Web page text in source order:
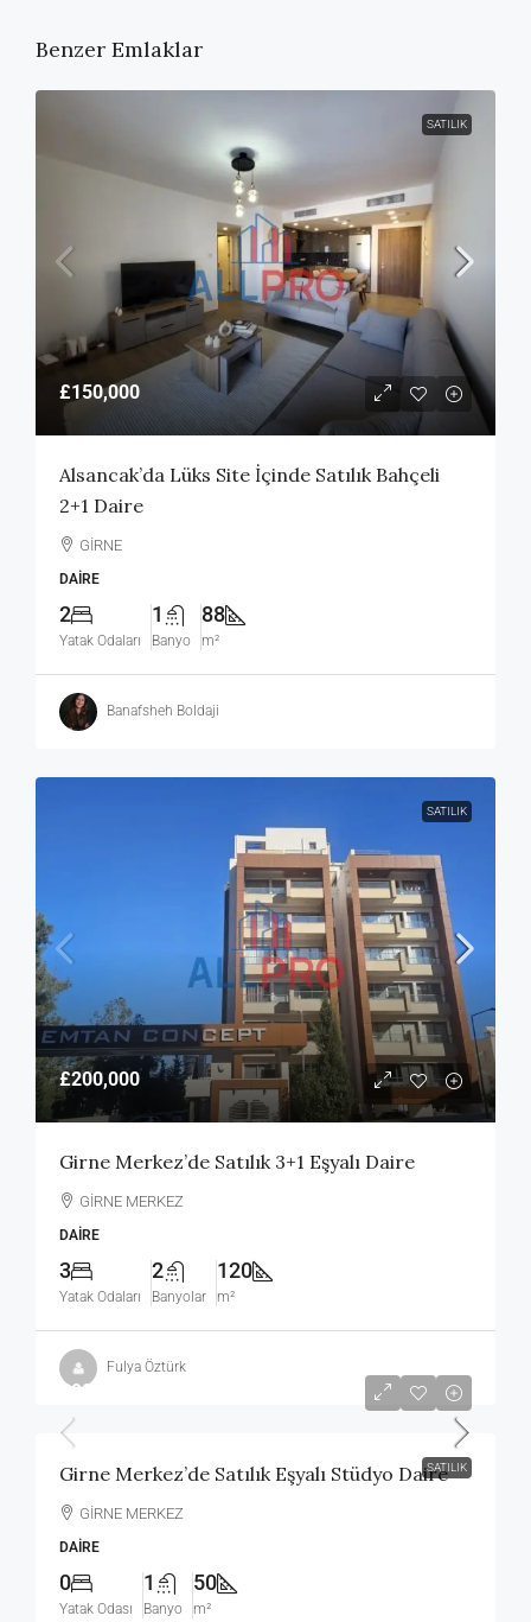
Benzer Emlaklar
SATILIK
£150,000
Alsancak’da Lüks Site İçinde Satılık Bahçeli
2+1 Daire
GİRNE
DAIRE
2
Yatak Odaları
1
Banyo
88
m²
Banafsheh Boldaji
SATILIK
£200,000
Girne Merkez’de Satılık 3+1 Eşyalı Daire
GİRNE MERKEZ
DAIRE
3
Yatak Odaları
2
Banyolar
120
m²
Fulya Öztürk
SATILIK
£90,000
Girne Merkez’de Satılık Eşyalı Stüdyo Daire
GİRNE MERKEZ
DAIRE
0
Yatak Odası
1
Banyo
50
m²